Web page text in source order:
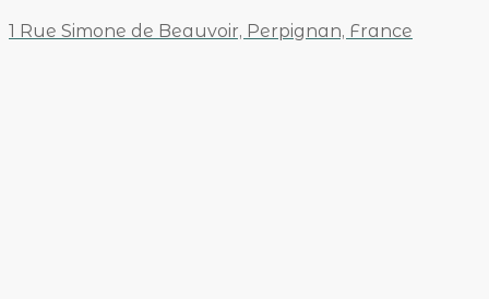
1 Rue Simone de Beauvoir, Perpignan, France